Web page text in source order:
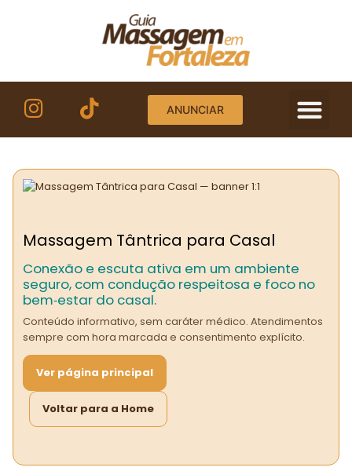
ANUNCIAR
Massagem Tântrica para Casal
Conexão e escuta ativa em um ambiente
seguro, com condução respeitosa e foco no
bem‑estar do casal.
Conteúdo informativo, sem caráter médico. Atendimentos
sempre com hora marcada e consentimento explícito.
Ver página principal
Voltar para a Home